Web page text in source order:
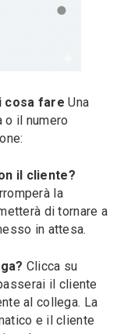
cosa fare Una
o il numero
il cliente?
la
di tornare a
in attesa.
Clicca su
il cliente
al collega. La
e il cliente